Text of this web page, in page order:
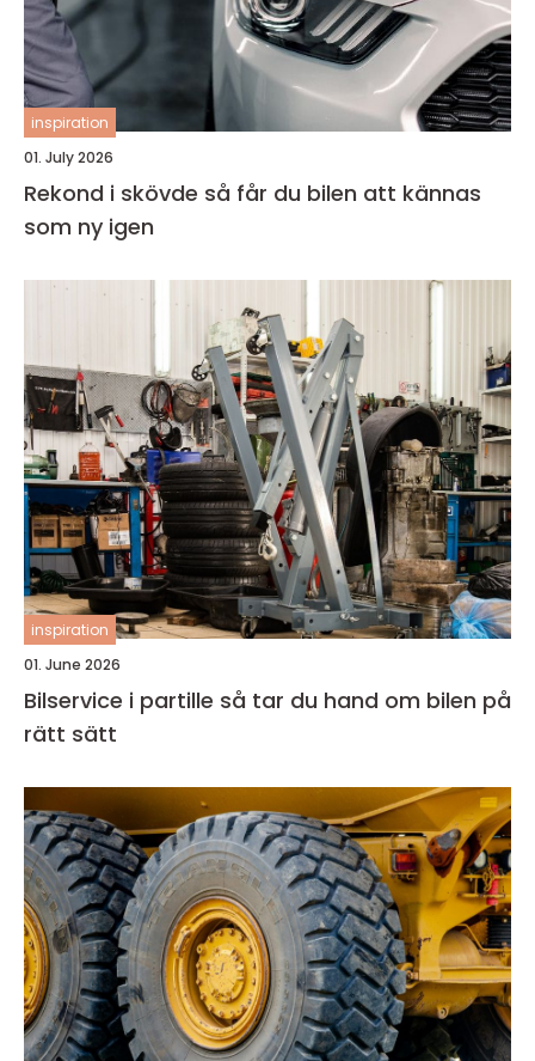
inspiration
01. July 2026
Rekond i skövde så får du bilen att kännas
som ny igen
inspiration
01. June 2026
Bilservice i partille så tar du hand om bilen på
rätt sätt